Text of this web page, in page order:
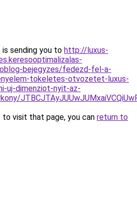
is sending you to http://luxus-
bejegyzes/fedezd-fel-a-
tokeletes-otvozetet-luxus-
uj-dimenziot-nyit-az-
visit that page, you can return to